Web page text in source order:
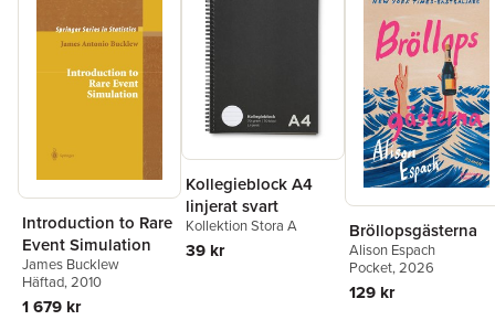
Introduction to Rare
Event Simulation
James Bucklew
Häftad, 2010
1 679 kr
Kollegieblock A4
linjerat svart
Kollektion Stora A
39 kr
Bröllopsgästerna
Alison Espach
Pocket, 2026
129 kr